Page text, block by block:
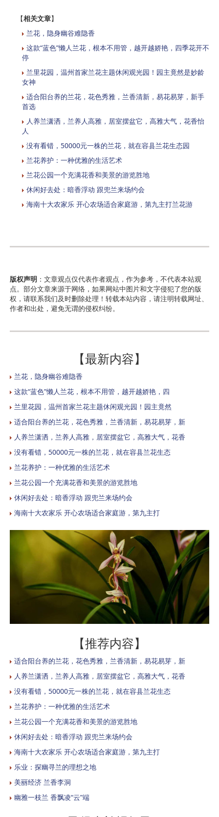
【相关文章】
兰花，隐身幽谷难隐香
这款“蓝色”懒人兰花，根本不用管，越开越娇艳，四季花开不
停
兰里花园，温州首家兰花主题休闲观光园！园主竟然是妙龄
女神
适合阳台养的兰花，花色秀雅，兰香清新，易花易芽，新手
首选
人养兰潇洒，兰养人高雅，居室摆盆它，高雅大气，花香怡
人
没有看错，50000元一株的兰花，就在容县兰花生态园
兰花养护：一种优雅的生活艺术
兰花公园一个充满花香和美景的游览胜地
休闲好去处：暗香浮动 跟兜兰来场约会
海南十大农家乐 开心农场适合家庭游，第九主打兰花游
版权声明 ：文章观点仅代表作者观点，作为参考，不代表本站观
点。部分文章来源于网络，如果网站中图片和文字侵犯了您的版
权，请联系我们及时删除处理！转载本站内容，请注明转载网址、
作者和出处，避免无谓的侵权纠纷。
【最新内容】
兰花，隐身幽谷难隐香
这款“蓝色”懒人兰花，根本不用管，越开越娇艳，四
兰里花园，温州首家兰花主题休闲观光园！园主竟然
适合阳台养的兰花，花色秀雅，兰香清新，易花易芽，新
人养兰潇洒，兰养人高雅，居室摆盆它，高雅大气，花香
没有看错，50000元一株的兰花，就在容县兰花生态
兰花养护：一种优雅的生活艺术
兰花公园一个充满花香和美景的游览胜地
休闲好去处：暗香浮动 跟兜兰来场约会
海南十大农家乐 开心农场适合家庭游，第九主打
【推荐内容】
适合阳台养的兰花，花色秀雅，兰香清新，易花易芽，新
人养兰潇洒，兰养人高雅，居室摆盆它，高雅大气，花香
没有看错，50000元一株的兰花，就在容县兰花生态
兰花养护：一种优雅的生活艺术
兰花公园一个充满花香和美景的游览胜地
休闲好去处：暗香浮动 跟兜兰来场约会
海南十大农家乐 开心农场适合家庭游，第九主打
乐业：探幽寻兰的理想之地
美丽经济 兰香李洞
幽雅一枝兰 香飘凌“云”端